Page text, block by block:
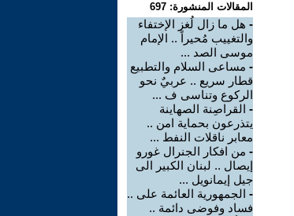
المقالات المنشورة: 697
- هل ما زال لُغز الإختفاء
والتغييب مُحيراً .. الإمام
موسى الصد ...
- مساعى السلام والتطبيع
قطار سريع .. عربيٌ نحو
الركوع وتناسى ف ...
- القراصِنة الصهاينة
يتذرعون بحماية امن ..
معابر ناقلات النفط ...
- من افكار الجنرال غورو
إيصال .. لبنان الكبير الى
جيل إيمانويل ...
- الجمهورية العائمة على ..
فساد وفوضى دائمة ..